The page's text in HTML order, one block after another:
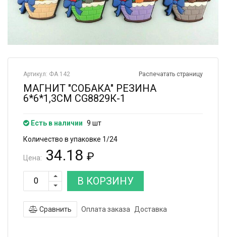
Распечатать страницу
Артикул: ФА 142
МАГНИТ "СОБАКА" РЕЗИНА
6*6*1,3СМ CG8829К-1
Есть в наличии 9 шт
Количество в упаковке 1/24
Цена: 34.18 ₽
В КОРЗИНУ
Сравнить Оплата заказа Доставка